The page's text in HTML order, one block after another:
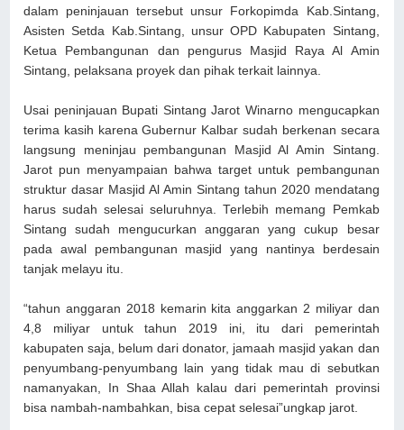
dalam peninjauan tersebut unsur Forkopimda Kab.Sintang,
Asisten Setda Kab.Sintang, unsur OPD Kabupaten Sintang,
Ketua Pembangunan dan pengurus Masjid Raya Al Amin
Sintang, pelaksana proyek dan pihak terkait lainnya.
Usai peninjauan Bupati Sintang Jarot Winarno mengucapkan
terima kasih karena Gubernur Kalbar sudah berkenan secara
langsung meninjau pembangunan Masjid Al Amin Sintang.
Jarot pun menyampaian bahwa target untuk pembangunan
struktur dasar Masjid Al Amin Sintang tahun 2020 mendatang
harus sudah selesai seluruhnya. Terlebih memang Pemkab
Sintang sudah mengucurkan anggaran yang cukup besar
pada awal pembangunan masjid yang nantinya berdesain
tanjak melayu itu.
“tahun anggaran 2018 kemarin kita anggarkan 2 miliyar dan
4,8 miliyar untuk tahun 2019 ini, itu dari pemerintah
kabupaten saja, belum dari donator, jamaah masjid yakan dan
penyumbang-penyumbang lain yang tidak mau di sebutkan
namanyakan, In Shaa Allah kalau dari pemerintah provinsi
bisa nambah-nambahkan, bisa cepat selesai”ungkap jarot.